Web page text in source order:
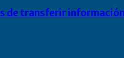
de transferir